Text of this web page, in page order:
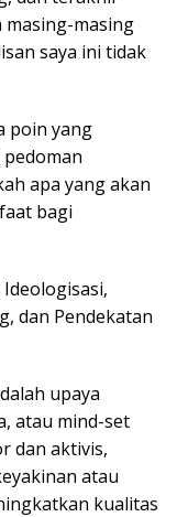
masing-masing
saya ini tidak
poin yang
apa yang akan
bagi
dan Pendekatan
upaya
atau mind-set
dan aktivis,
atau
kualitas